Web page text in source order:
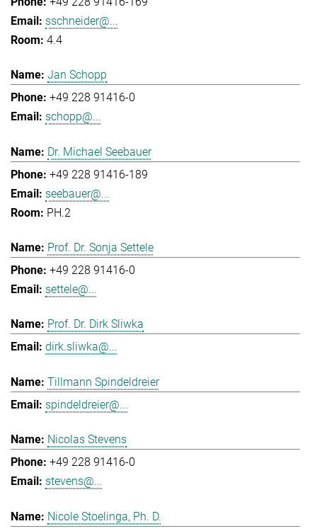
sschneider@...
4.4
Jan Schopp
+49 228 91416-0
schopp@...
Dr. Michael Seebauer
+49 228 91416-189
seebauer@...
PH.2
Prof. Dr. Sonja Settele
+49 228 91416-0
settele@...
Prof. Dr. Dirk Sliwka
dirk.sliwka@...
Tillmann Spindeldreier
spindeldreier@...
Nicolas Stevens
+49 228 91416-0
stevens@...
Nicole Stoelinga, Ph. D.